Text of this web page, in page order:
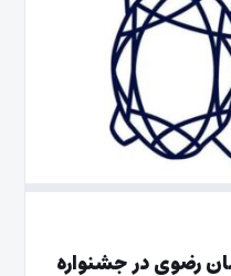
از خراسان رضوی در جشنواره